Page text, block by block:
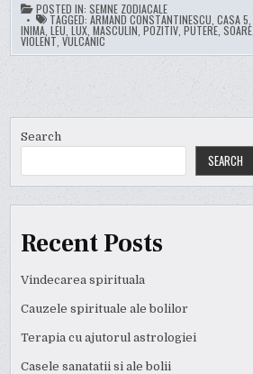
POSTED IN:SEMNE ZODIACALE
TAGGED:ARMAND CONSTANTINESCU ,CASA 5
INIMA ,LEU ,LUX ,MASCULIN ,POZITIV ,PUTERE ,SOARE
VIOLENT ,VULCANIC
Search
SEARCH
Recent Posts
Vindecarea spirituala
Cauzele spirituale ale bolilor
Terapia cu ajutorul astrologiei
Casele sanatatii si ale bolii